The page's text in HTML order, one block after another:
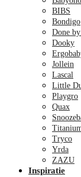
BIBS
Bondigo
Done
Dooky
Jollein
Lascal
Little
Playgro
Quax
Tryco
Yrda
ZAZU
Inspiratie